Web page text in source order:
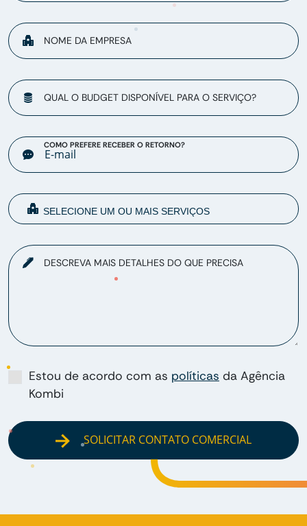
NOME DA EMPRESA
QUAL O BUDGET DISPONÍVEL PARA O SERVIÇO?
COMO PREFERE RECEBER O RETORNO?
DESCREVA MAIS DETALHES DO QUE PRECISA
Estou de acordo com as políticas da Agência
Kombi
SOLICITAR CONTATO COMERCIAL